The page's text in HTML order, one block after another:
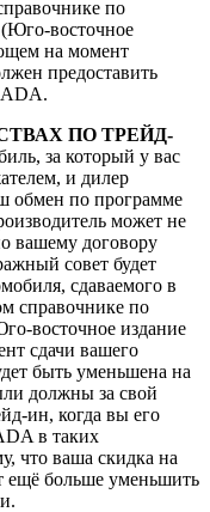
по
восточное
на момент
предоставить
ПО ТРЕЙД-
за который у вас
и дилер
обмен по программе
может не
вашему договору
совет будет
сдаваемого в
справочнике по
восточное издание
сдачи вашего
быть уменьшена на
должны за свой
ин, когда вы его
в таких
что ваша скидка на
ещё больше уменьшить